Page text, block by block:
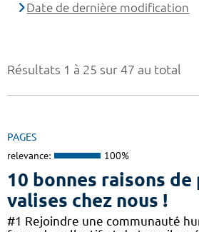
Résultats 1 à 25 sur 47 au total
PAGES
relevance: 100%
10 bonnes raisons de
valises chez nous !
#1 Rejoindre une communauté
Date de dernière modification